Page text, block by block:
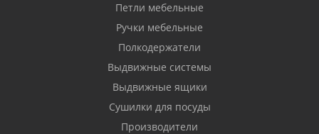
Петли мебельные
Ручки мебельные
Полкодержатели
Выдвижные системы
Выдвижные ящики
Сушилки для посуды
Производители